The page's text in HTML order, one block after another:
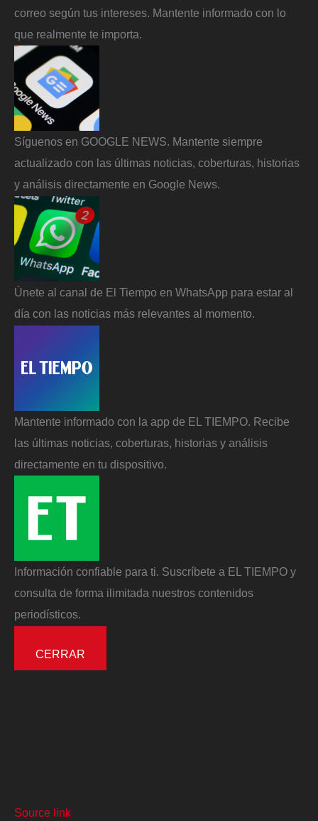
correo según tus intereses. Mantente informado con lo
que realmente te importa.
Síguenos en GOOGLE NEWS. Mantente siempre
actualizado con las últimas noticias, coberturas, historias
y análisis directamente en Google News.
Únete al canal de El Tiempo en WhatsApp para estar al
día con las noticias más relevantes al momento.
Mantente informado con la app de EL TIEMPO. Recibe
las últimas noticias, coberturas, historias y análisis
directamente en tu dispositivo.
Información confiable para ti. Suscríbete a EL TIEMPO y
consulta de forma ilimitada nuestros contenidos
periodísticos.
CERRAR
Source link